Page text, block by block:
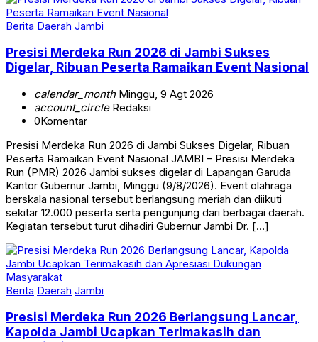
Berita Daerah Jambi
Digelar, Ribuan Peserta Ramaikan Event Nasional
account_circleRedaksi
0Komentar
Peserta Ramaikan Event Nasional JAMBI – Presisi Merdeka
Run (PMR) 2026 Jambi sukses digelar di Lapangan Garuda
Kantor Gubernur Jambi, Minggu (9/8/2026). Event olahraga
berskala nasional tersebut berlangsung meriah dan diikuti
sekitar 12.000 peserta serta pengunjung dari berbagai daerah.
Kegiatan tersebut turut dihadiri Gubernur Jambi Dr. […]
Berita Daerah
Kapolda Jambi Ucapkan Terimakasih dan
Apresiasi Dukungan Masyarakat